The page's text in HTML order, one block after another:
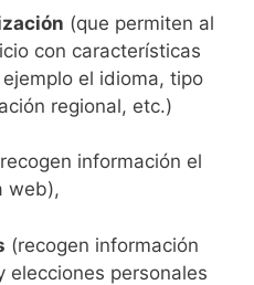
(que permiten al
con características
el idioma, tipo
regional, etc.)
información el
web),
(recogen información
elecciones personales